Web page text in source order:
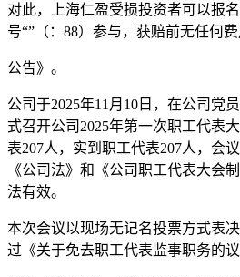
对此，上海仁盈受损投资者可以报
号“”（：88）参与，获赔前无任何费
公告》。
公司于2025年11月10日，在公司党
式召开公司2025年第一次职工代表
表207人，实到职工代表207人，会
《公司法》和《公司职工代表大会
法有效。
本次会议以现场无记名投票方式表
过《关于免去职工代表监事职务的议